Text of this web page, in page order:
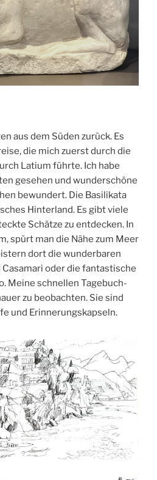
aus dem Süden zurück. Es
die mich zuerst durch die
Latium führte. Ich habe
gesehen und wunderschöne
bewundert. Die Basilikata
Hinterland. Es gibt viele
Schätze zu entdecken. In
spürt man die Nähe zum Meer
dort die wunderbaren
oder die fantastische
Meine schnellen Tagebuch-
zu beobachten. Sie sind
und Erinnerungskapseln.